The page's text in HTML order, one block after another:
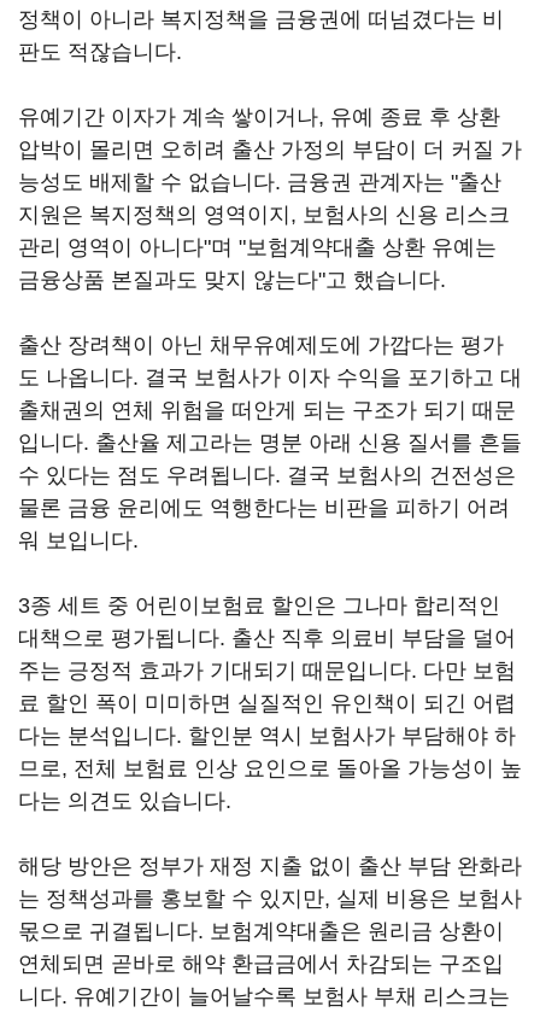
정책이 아니라 복지정책을 금융권에 떠넘겼다는 비
판도 적잖습니다.
유예기간 이자가 계속 쌓이거나, 유예 종료 후 상환
압박이 몰리면 오히려 출산 가정의 부담이 더 커질 가
능성도 배제할 수 없습니다. 금융권 관계자는 "출산
지원은 복지정책의 영역이지, 보험사의 신용 리스크
관리 영역이 아니다"며 "보험계약대출 상환 유예는
금융상품 본질과도 맞지 않는다"고 했습니다.
출산 장려책이 아닌 채무유예제도에 가깝다는 평가
도 나옵니다. 결국 보험사가 이자 수익을 포기하고 대
출채권의 연체 위험을 떠안게 되는 구조가 되기 때문
입니다. 출산율 제고라는 명분 아래 신용 질서를 흔들
수 있다는 점도 우려됩니다. 결국 보험사의 건전성은
물론 금융 윤리에도 역행한다는 비판을 피하기 어려
워 보입니다.
3종 세트 중 어린이보험료 할인은 그나마 합리적인
대책으로 평가됩니다. 출산 직후 의료비 부담을 덜어
주는 긍정적 효과가 기대되기 때문입니다. 다만 보험
료 할인 폭이 미미하면 실질적인 유인책이 되긴 어렵
다는 분석입니다. 할인분 역시 보험사가 부담해야 하
므로, 전체 보험료 인상 요인으로 돌아올 가능성이 높
다는 의견도 있습니다.
해당 방안은 정부가 재정 지출 없이 출산 부담 완화라
는 정책성과를 홍보할 수 있지만, 실제 비용은 보험사
몫으로 귀결됩니다. 보험계약대출은 원리금 상환이
연체되면 곧바로 해약 환급금에서 차감되는 구조입
니다. 유예기간이 늘어날수록 보험사 부채 리스크는